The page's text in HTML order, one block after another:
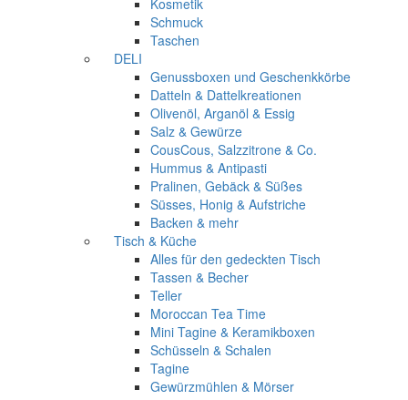
Kosmetik
Schmuck
Taschen
DELI
Genussboxen und Geschenkkörbe
Datteln & Dattelkreationen
Olivenöl, Arganöl & Essig
Salz & Gewürze
CousCous, Salzzitrone & Co.
Hummus & Antipasti
Pralinen, Gebäck & Süßes
Süsses, Honig & Aufstriche
Backen & mehr
Tisch & Küche
Alles für den gedeckten Tisch
Tassen & Becher
Teller
Moroccan Tea Time
Mini Tagine & Keramikboxen
Schüsseln & Schalen
Tagine
Gewürzmühlen & Mörser